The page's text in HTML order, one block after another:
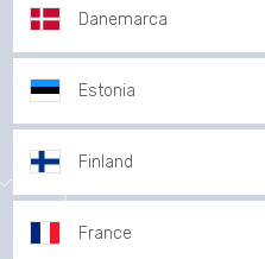
Danemarca
Estonia
Finland
France